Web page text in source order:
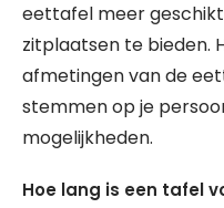
eettafel meer
zitplaatsen te bieden.
afmetingen van de
stemmen op je
mogelijkheden.
Hoe lang is een tafel